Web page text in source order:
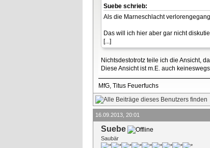
Suebe schrieb:
Als die Marneschlacht
Das will ich hier aber gar nicht
[...]
Nichtsdestotrotz teile ich die Ansicht,
Diese Ansicht ist m.E. auch
MfG, Titus Feuerfuchs
16.09.2013, 20:01
Suebe
Saubär